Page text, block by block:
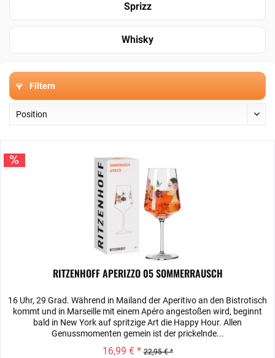
Sprizz
Whisky
Filtern
RITZENHOFF APERIZZO 05 SOMMERRAUSCH
16 Uhr, 29 Grad. Während in Mailand der Aperitivo an den Bistrotisch
kommt und in Marseille mit einem Apéro angestoßen wird, beginnt
bald in New York auf spritzige Art die Happy Hour. Allen
Genussmomenten gemein ist der prickelnde...
16,99 € * 22,95 € *